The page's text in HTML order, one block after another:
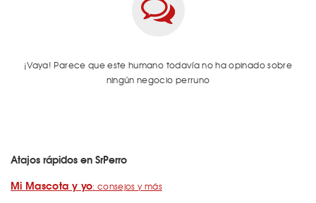
¡Vaya! Parece que este humano todavía no ha opinado sobre
ningún negocio perruno
Atajos rápidos en SrPerro
Mi Mascota y yo: consejos y más